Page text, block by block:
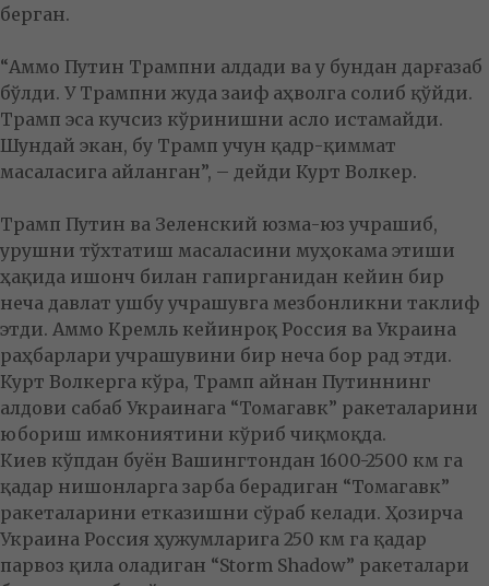
берган.
“Аммо Путин Трампни алдади ва у бундан дарғазаб
бўлди. У Трампни жуда заиф аҳволга солиб қўйди.
Трамп эса кучсиз кўринишни асло истамайди.
Шундай экан, бу Трамп учун қадр-қиммат
масаласига айланган”, – дейди Курт Волкер.
Трамп Путин ва Зеленский юзма-юз учрашиб,
урушни тўхтатиш масаласини муҳокама этиши
ҳақида ишонч билан гапирганидан кейин бир
неча давлат ушбу учрашувга мезбонликни таклиф
этди. Аммо Кремль кейинроқ Россия ва Украина
раҳбарлари учрашувини бир неча бор рад этди.
Курт Волкерга кўра, Трамп айнан Путиннинг
алдови сабаб Украинага “Томагавк” ракеталарини
юбориш имкониятини кўриб чиқмоқда.
Киев кўпдан буён Вашингтондан 1600-2500 км га
қадар нишонларга зарба берадиган “Томагавк”
ракеталарини етказишни сўраб келади. Ҳозирча
Украина Россия ҳужумларига 250 км га қадар
парвоз қила оладиган “Storm Shadow” ракеталари